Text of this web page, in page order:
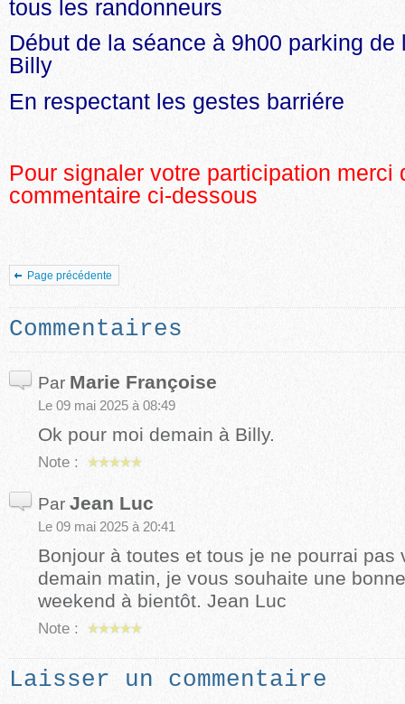
tous les randonneurs
Début de la séance à 9h00 parking de
Billy
En respectant les gestes barriére
Pour signaler votre participation merci
commentaire ci-dessous
Page précédente
Commentaires
Par Marie Françoise
Le 09 mai 2025 à 08:49
Ok pour moi demain à Billy.
Note :
Par Jean Luc
Le 09 mai 2025 à 20:41
Bonjour à toutes et tous je ne pourrai pas
demain matin, je vous souhaite une
weekend à bientôt. Jean Luc
Note :
Laisser un commentaire